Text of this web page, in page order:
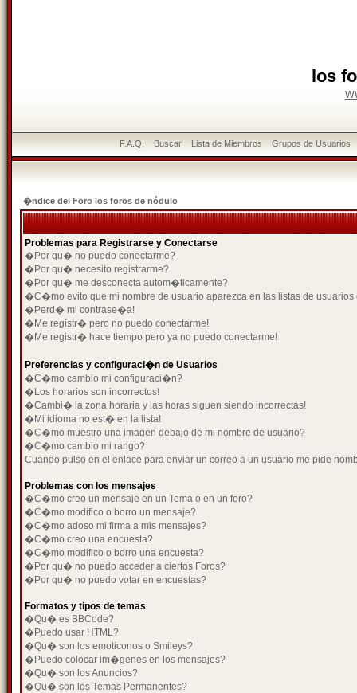
los
F.A.Q. Buscar Lista de Miembros Grupos de Usuarios
�ndice del Foro los foros de nódulo
Problemas para Registrarse y Conectarse
�Por qu� no puedo conectarme?
�Por qu� necesito registrarme?
�Por qu� me desconecta autom�ticamente?
�C�mo evito que mi nombre de usuario aparezca en las listas de usuarios
�Perd� mi contrase�a!
�Me registr� pero no puedo conectarme!
�Me registr� hace tiempo pero ya no puedo conectarme!
Preferencias y configuraci�n de Usuarios
�C�mo cambio mi configuraci�n?
�Los horarios son incorrectos!
�Cambi� la zona horaria y las horas siguen siendo incorrectas!
�Mi idioma no est� en la lista!
�C�mo muestro una imagen debajo de mi nombre de usuario?
�C�mo cambio mi rango?
Cuando pulso en el enlace para enviar un correo a un usuario me pide
Problemas con los mensajes
�C�mo creo un mensaje en un Tema o en un foro?
�C�mo modifico o borro un mensaje?
�C�mo adoso mi firma a mis mensajes?
�C�mo creo una encuesta?
�C�mo modifico o borro una encuesta?
�Por qu� no puedo acceder a ciertos Foros?
�Por qu� no puedo votar en encuestas?
Formatos y tipos de temas
�Qu� es BBCode?
�Puedo usar HTML?
�Qu� son los emoticonos o Smileys?
�Puedo colocar im�genes en los mensajes?
�Qu� son los Anuncios?
�Qu� son los Temas Permanentes?